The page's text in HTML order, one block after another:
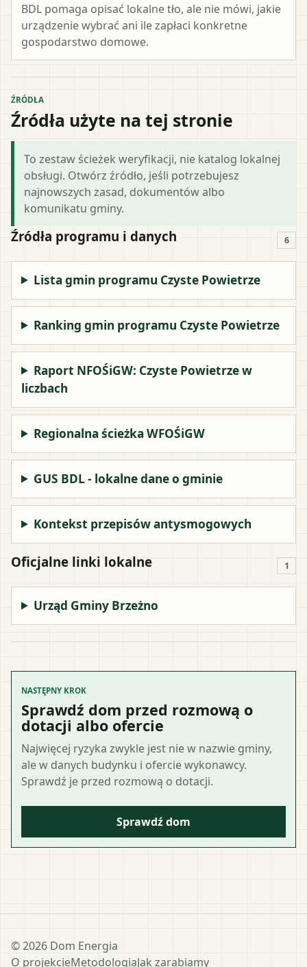
BDL pomaga opisać lokalne tło, ale nie mówi, jakie
urządzenie wybrać ani ile zapłaci konkretne
gospodarstwo domowe.
ŹRÓDŁA
Źródła użyte na tej stronie
To zestaw ścieżek weryfikacji, nie katalog lokalnej
obsługi. Otwórz źródło, jeśli potrzebujesz
najnowszych zasad, dokumentów albo
komunikatu gminy.
Źródła programu i danych 6
Lista gmin programu Czyste Powietrze
Ranking gmin programu Czyste Powietrze
Raport NFOŚiGW: Czyste Powietrze w
liczbach
Regionalna ścieżka WFOŚiGW
GUS BDL - lokalne dane o gminie
Kontekst przepisów antysmogowych
Oficjalne linki lokalne 1
Urząd Gminy Brzeżno
NASTĘPNY KROK
Sprawdź dom przed rozmową o
dotacji albo ofercie
Najwięcej ryzyka zwykle jest nie w nazwie gminy,
ale w danych budynku i ofercie wykonawcy.
Sprawdź je przed rozmową o dotacji.
Sprawdź dom
©2026 Dom Energia
O projekcieMetodologiaJak zarabiamy